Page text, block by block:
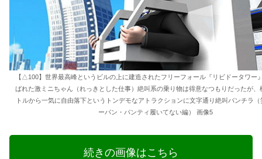
【△100】世界最高峰というビルの上に建造されたフリーフォール『リビドータワー
ばれた激ミニちゃん（れっきとした仕事）絶叫系の乗り物は得意なつもりだったが、
トルから一気に自由落下というトンデモなアトラクションに文字通り絶叫パンチラ（
ーパン・パンティ履いてない編） 画像5
続きの画像はこちら